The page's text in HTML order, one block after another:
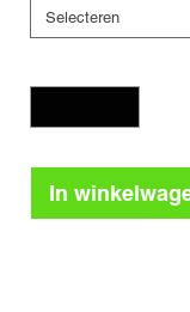
Selecteren
In